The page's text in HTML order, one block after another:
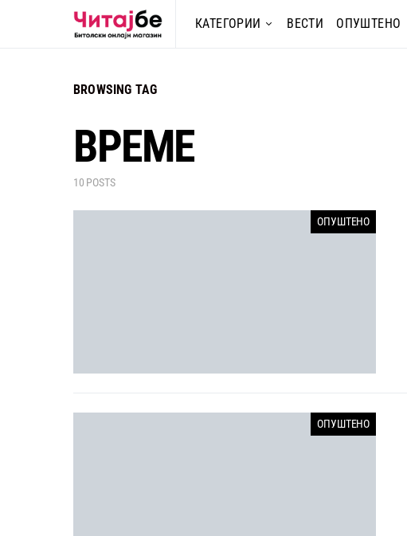
КАТЕГОРИИ ВЕСТИ ОПУШТЕНО
BROWSING TAG
ВРЕМЕ
10 POSTS
ОПУШТЕНО
ОПУШТЕНО